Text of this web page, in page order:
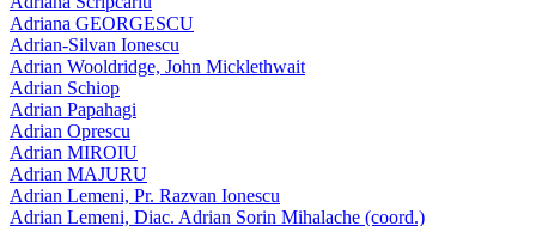
Adriana GEORGESCU
Adrian-Silvan Ionescu
Adrian Wooldridge, John Micklethwait
Adrian Schiop
Adrian Papahagi
Adrian Oprescu
Adrian MIROIU
Adrian MAJURU
Adrian Lemeni, Pr. Razvan Ionescu
Adrian Lemeni, Diac. Adrian Sorin Mihalache (coord.)